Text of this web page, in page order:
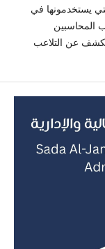
يستخدمونها في
المحاسبين
عن التلاعب